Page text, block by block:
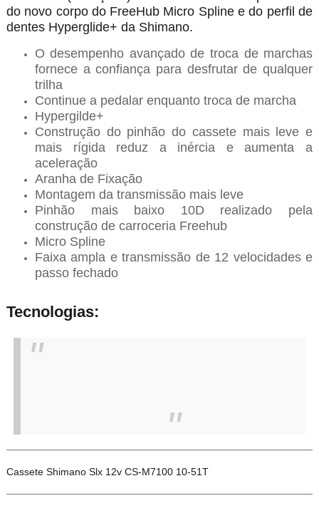
do novo corpo do FreeHub Micro Spline e do perfil de
dentes Hyperglide+ da Shimano.
O desempenho avançado de troca de marchas
fornece a confiança para desfrutar de qualquer
trilha
Continue a pedalar enquanto troca de marcha
Hypergilde+
Construção do pinhão do cassete mais leve e
mais rígida reduz a inércia e aumenta a
aceleração
Aranha de Fixação
Montagem da transmissão mais leve
Pinhão mais baixo 10D realizado pela
construção de carroceria Freehub
Micro Spline
Faixa ampla e transmissão de 12 velocidades e
passo fechado
Tecnologias:
Cassete Shimano Slx 12v CS-M7100 10-51T